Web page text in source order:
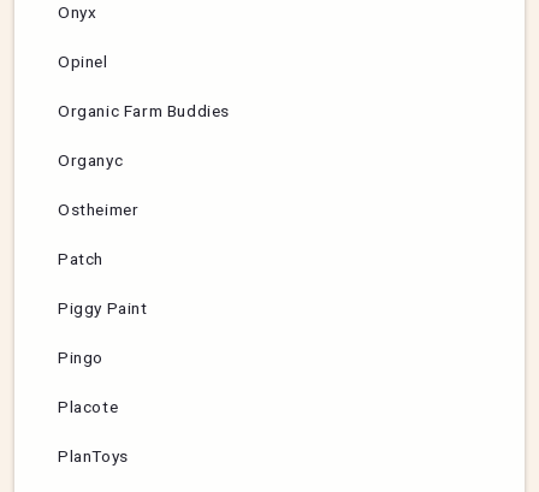
Onyx
Opinel
Organic Farm Buddies
Organyc
Ostheimer
Patch
Piggy Paint
Pingo
Placote
PlanToys